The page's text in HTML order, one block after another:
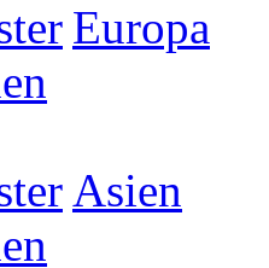
Europa
Asien